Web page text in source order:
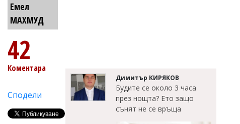
Емел
МАХМУД
42
Коментара
Сподели
Димитър КИРЯКОВ
Будите се около 3 часа
през нощта? Ето защо
сънят не се връща